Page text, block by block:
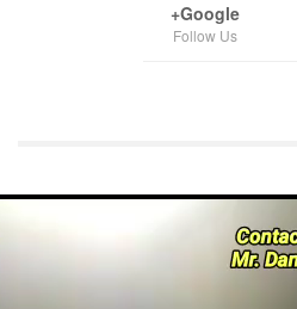
Google+
Follow Us